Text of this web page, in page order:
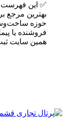
✅ این
بهترین مرجع
حوزه
فروشنده یا
همین سایت